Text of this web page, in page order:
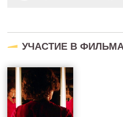
УЧАСТИЕ В